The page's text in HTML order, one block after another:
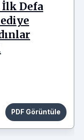
İlk Defa
PDF Görüntüle